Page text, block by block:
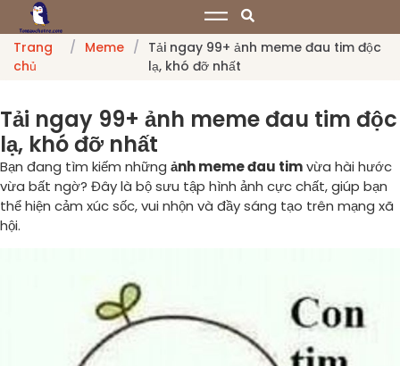
Trang
chủ
/ Meme / Tải ngay 99+ ảnh meme đau tim độc
lạ, khó đỡ nhất
Tải ngay 99+ ảnh meme đau tim độc
lạ, khó đỡ nhất
Bạn đang tìm kiếm những ảnh meme đau timvừa hài hước
vừa bất ngờ? Đây là bộ sưu tập hình ảnh cực chất, giúp bạn
thể hiện cảm xúc sốc, vui nhộn và đầy sáng tạo trên mạng xã
hội.